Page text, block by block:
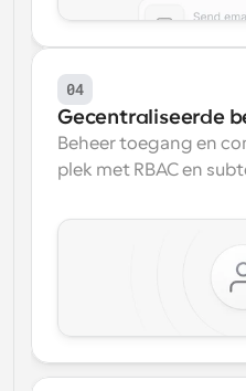
04
Gecentraliseerde
Beheer toegang en
plek met RBAC en